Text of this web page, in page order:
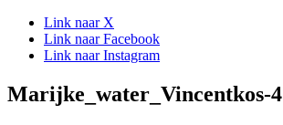
Link naar X
Link naar Facebook
Link naar Instagram
Marijke_water_Vincentkos-4